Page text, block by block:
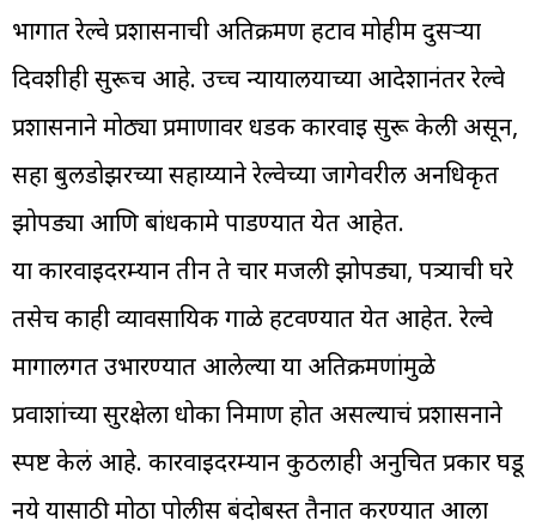
भागात रेल्वे प्रशासनाची अतिक्रमण हटाव मोहीम दुसऱ्या
दिवशीही सुरूच आहे. उच्च न्यायालयाच्या आदेशानंतर रेल्वे
प्रशासनाने मोठ्या प्रमाणावर धडक कारवाई सुरू केली असून,
सहा बुलडोझरच्या सहाय्याने रेल्वेच्या जागेवरील अनधिकृत
झोपड्या आणि बांधकामे पाडण्यात येत आहेत.
या कारवाईदरम्यान तीन ते चार मजली झोपड्या, पत्र्याची घरे
तसेच काही व्यावसायिक गाळे हटवण्यात येत आहेत. रेल्वे
मार्गालगत उभारण्यात आलेल्या या अतिक्रमणांमुळे
प्रवाशांच्या सुरक्षेला धोका निर्माण होत असल्याचं प्रशासनाने
स्पष्ट केलं आहे. कारवाईदरम्यान कुठलाही अनुचित प्रकार घडू
नये यासाठी मोठा पोलीस बंदोबस्त तैनात करण्यात आला